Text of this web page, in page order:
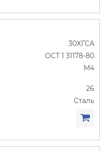
30ХГСА
ОСТ 1 31178-80
М4
26
Сталь